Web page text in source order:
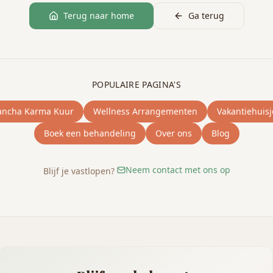
Terug naar home Ga terug
POPULAIRE PAGINA'S
Karma Kuur Wellness Arrangementen
Boek een behandeling
Over ons Blog
Blijf je vastlopen? Neem contact met ons op